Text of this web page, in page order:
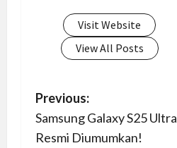
Visit Website
View All Posts
P
o
Previous:
Samsung Galaxy S25 Ultra
Resmi Diumumkan!